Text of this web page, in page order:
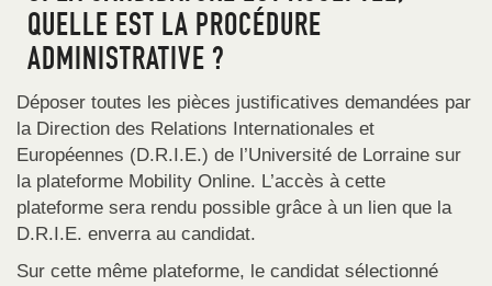
QUELLE EST LA PROCÉDURE
ADMINISTRATIVE ?
Déposer toutes les pièces justificatives demandées par
la Direction des Relations Internationales et
Européennes (D.R.I.E.) de l’Université de Lorraine sur
la plateforme Mobility Online. L’accès à cette
plateforme sera rendu possible grâce à un lien que la
D.R.I.E. enverra au candidat.
Sur cette même plateforme, le candidat sélectionné